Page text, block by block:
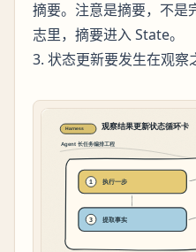
摘要。注意是摘要，不是
志里，摘要进入 State。
3. 状态更新要发生在观察